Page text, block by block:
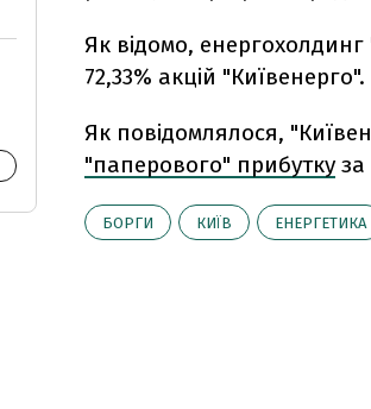
Як відомо, енергохолдинг
72,33% акцій "Київенерго".
Як повідомлялося,
"паперового" прибутку за
БОРГИ КИЇВ ЕНЕРГЕТИКА